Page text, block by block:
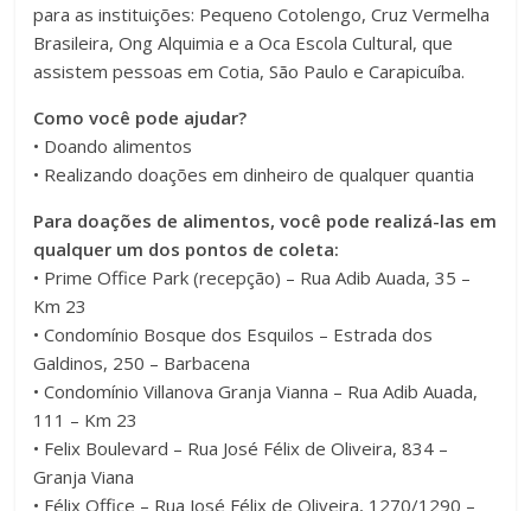
para as instituições: Pequeno Cotolengo, Cruz Vermelha
Brasileira, Ong Alquimia e a Oca Escola Cultural, que
assistem pessoas em Cotia, São Paulo e Carapicuíba.
Como você pode ajudar?
• Doando alimentos
• Realizando doações em dinheiro de qualquer quantia
Para doações de alimentos, você pode realizá-las em
qualquer um dos pontos de coleta:
• Prime Office Park (recepção) – Rua Adib Auada, 35 –
Km 23
• Condomínio Bosque dos Esquilos – Estrada dos
Galdinos, 250 – Barbacena
• Condomínio Villanova Granja Vianna – Rua Adib Auada,
111 – Km 23
• Felix Boulevard – Rua José Félix de Oliveira, 834 –
Granja Viana
• Félix Office – Rua José Félix de Oliveira, 1270/1290 –